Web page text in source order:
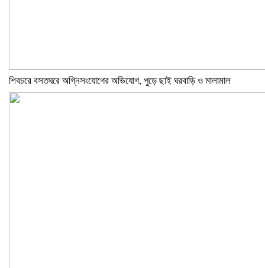
শিবচরে বসতঘরে অগ্নিসংযোগের অভিযোগ, পুড়ে ছাই ঘরবাড়ি ও মালামাল